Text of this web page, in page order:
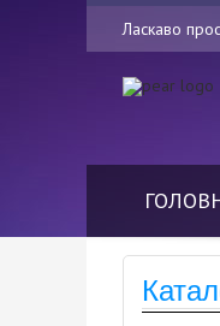
Ласкаво